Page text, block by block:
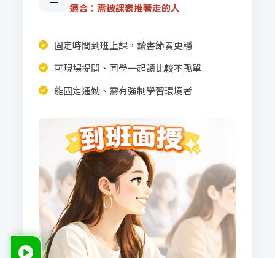
適合：需被課表推著走的人
固定時間到班上課，讀書節奏更穩
可現場提問、同學一起讀比較不孤單
能固定通勤、需有強制學習環境者